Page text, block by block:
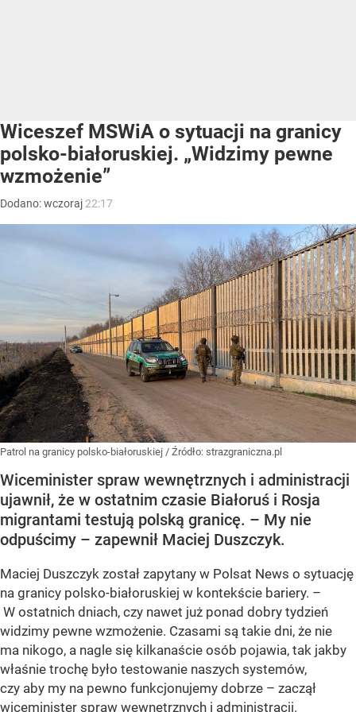
Wiceszef MSWiA o sytuacji na granicy
polsko-białoruskiej. „Widzimy pewne
wzmożenie”
Dodano:wczoraj 22:17
Patrol na granicy polsko-białoruskiej / Źródło: strazgraniczna.pl
Wiceminister spraw wewnętrznych i administracji
ujawnił, że w ostatnim czasie Białoruś i Rosja
migrantami testują polską granicę. – My nie
odpuścimy – zapewnił Maciej Duszczyk.
Maciej Duszczyk został zapytany w Polsat News o sytuację
na granicy polsko-białoruskiej w kontekście bariery. –
W ostatnich dniach, czy nawet już ponad dobry tydzień
widzimy pewne wzmożenie. Czasami są takie dni, że nie
ma nikogo, a nagle się kilkanaście osób pojawia, tak jakby
właśnie trochę było testowanie naszych systemów,
czy aby my na pewno funkcjonujemy dobrze – zaczął
wiceminister spraw wewnętrznych i administracji.